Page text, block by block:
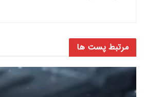
مرتبط پست ها